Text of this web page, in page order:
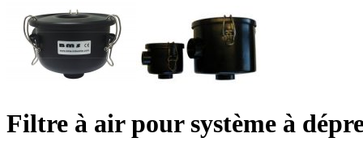
Filtre à air pour système à